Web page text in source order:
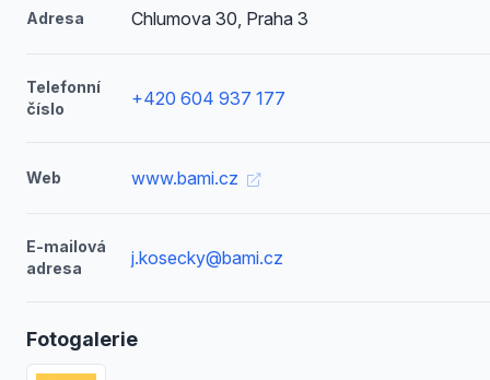
Adresa Chlumova 30, Praha 3
Telefonní
číslo
+420 604 937 177
Web www.bami.cz
E-mailová
adresa
j.kosecky@bami.cz
Fotogalerie